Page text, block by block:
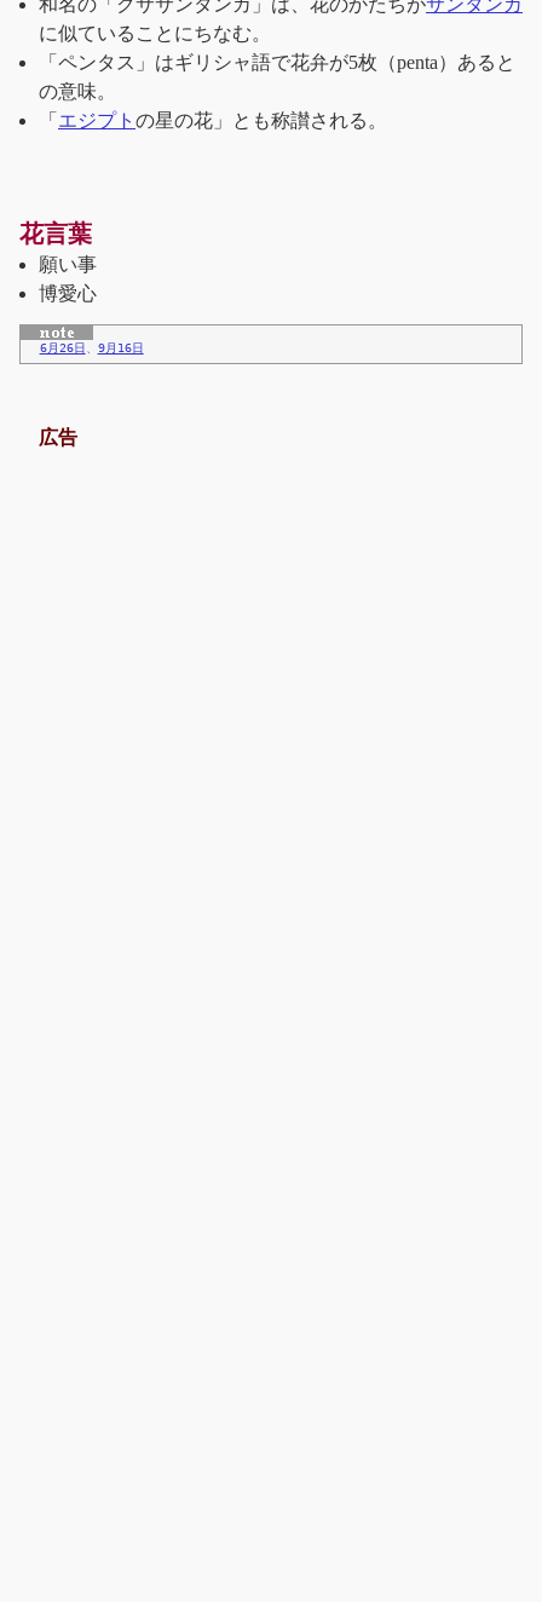
和名の「クササンタンカ」は、花のかたちがサンタンカ
に似ていることにちなむ。
「ペンタス」はギリシャ語で花弁が5枚（penta）あると
の意味。
「 エジプト の星の花」とも称讃される。
花言葉
願い事
博愛心
6月26日 9月16日
広告